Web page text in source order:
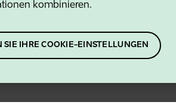
kombinieren.
SIE IHRE COOKIE-EINSTELLUNGEN